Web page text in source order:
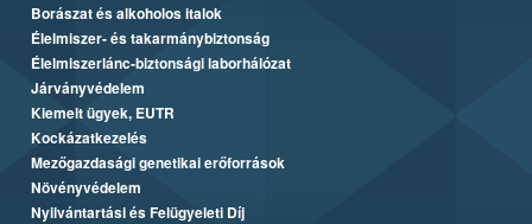
Borászat és alkoholos italok
Élelmiszer- és takarmánybiztonság
Élelmiszerlánc-biztonsági laborhálózat
Járványvédelem
Kiemelt ügyek, EUTR
Kockázatkezelés
Mezőgazdasági genetikai erőforrások
Növényvédelem
Nyilvántartási és Felügyeleti Díj